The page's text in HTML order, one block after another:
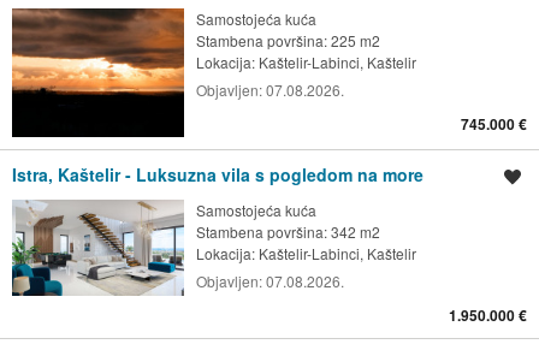
Samostojeća kuća
Stambena površina: 225 m2
Lokacija: Kaštelir-Labinci, Kaštelir
Objavljen:07.08.2026.
745.000 €
Istra, Kaštelir - Luksuzna vila s pogledom na more
Samostojeća kuća
Stambena površina: 342 m2
Lokacija: Kaštelir-Labinci, Kaštelir
Objavljen:07.08.2026.
1.950.000 €